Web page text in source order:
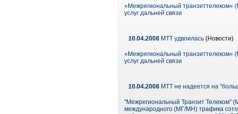
«Межрегиональный транзиттелеком»
услуг дальней связи
10.04.2008 МТТ удвоилась (Новости)
«Межрегиональный транзиттелеком»
услуг дальней связи
10.04.2008 МТТ не надеется на
"Межрегиональный Транзит Телеком"
международного (МГ/МН) трафика